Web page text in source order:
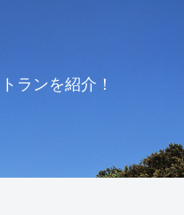
ランを紹介！